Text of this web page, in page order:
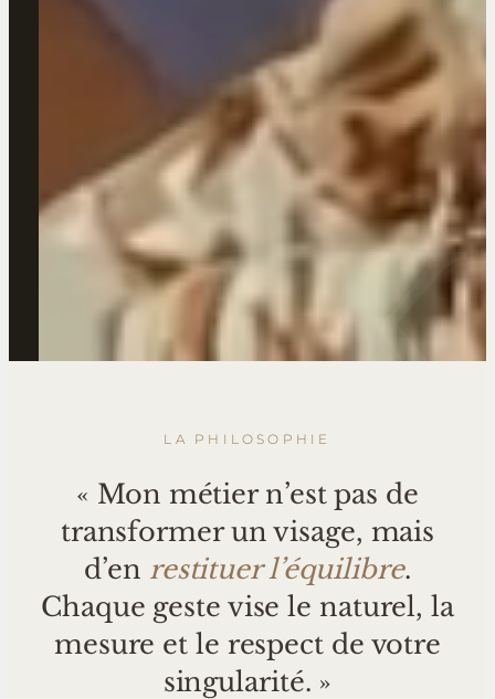
K
LA PHILOSOPHIE
« Mon métier n’est pas de
transformer un visage, mais
d’en restituer l’équilibre.
Chaque geste vise le naturel, la
mesure et le respect de votre
singularité. »